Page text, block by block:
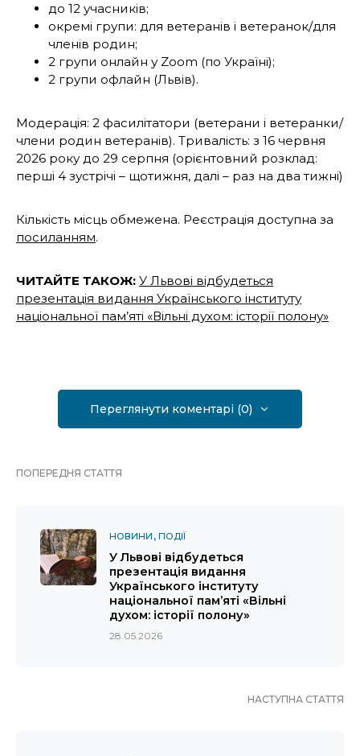
до 12 учасників;
окремі групи: для ветеранів і ветеранок/для
членів родин;
2 групи онлайн у Zoom (по Україні);
2 групи офлайн (Львів).
Модерація: 2 фасилітатори (ветерани і ветеранки/
члени родин ветеранів). Тривалість: з 16 червня
2026 року до 29 серпня (орієнтовний розклад:
перші 4 зустрічі – щотижня, далі – раз на два тижні)
Кількість місць обмежена. Реєстрація доступна за
посиланням.
ЧИТАЙТЕ ТАКОЖ: У Львові відбудеться
презентація видання Українського інституту
національної пам’яті «Вільні духом: історії полону»
Переглянути коментарі (0)
ПОПЕРЕДНЯ СТАТТЯ
НОВИНИ ПОДІЇ
У Львові відбудеться
презентація видання
Українського інституту
національної пам’яті «Вільні
духом: історії полону»
28.05.2026
НАСТУПНА СТАТТЯ